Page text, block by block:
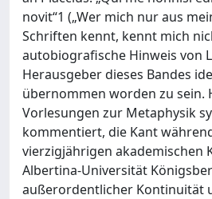
novit“1 („Wer mich nur aus
Schriften kennt, kennt mich
autobiografische Hinweis von
Herausgeber dieses Bandes
übernommen worden zu sein.
Vorlesungen zur Metaphysik
kommentiert, die Kant
vierzigjährigen akademischen
Albertina-Universität
außerordentlicher Kontinuität